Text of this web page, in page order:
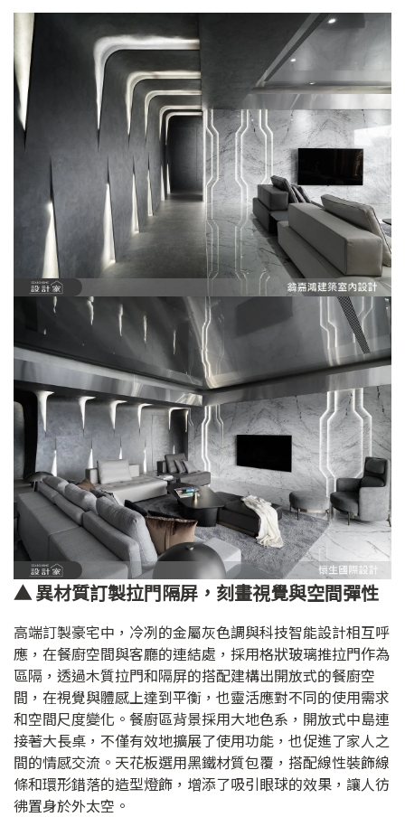
▲ 異材質訂製拉門隔屏，刻畫視覺與空間彈性
高端訂製豪宅中，冷冽的金屬灰色調與科技智能設計相互呼
應，在餐廚空間與客廳的連結處，採用格狀玻璃推拉門作為
區隔，透過木質拉門和隔屏的搭配建構出開放式的餐廚空
間，在視覺與體感上達到平衡，也靈活應對不同的使用需求
和空間尺度變化。餐廚區背景採用大地色系，開放式中島連
接著大長桌，不僅有效地擴展了使用功能，也促進了家人之
間的情感交流。天花板選用黑鐵材質包覆，搭配線性裝飾線
條和環形錯落的造型燈飾，增添了吸引眼球的效果，讓人彷
彿置身於外太空。